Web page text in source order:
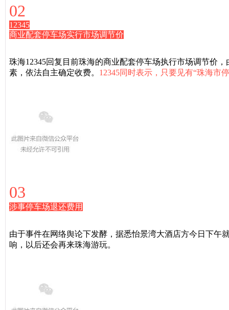
02
12345
商业配套停车场实行市场调节价
珠海12345回复目前珠海的商业配套停车场执行市场调节价
素，依法自主确定收费。 12345同时表示，只要见有“珠海市
03
涉事停车场退还费用
由于事件在网络舆论下发酵，据悉怡景湾大酒店方今日下午
响，以后还会再来珠海游玩。